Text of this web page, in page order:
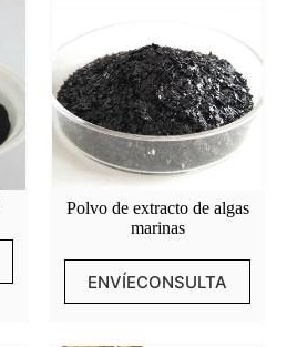
Polvo de extracto de algas
marinas
ENVÍECONSULTA